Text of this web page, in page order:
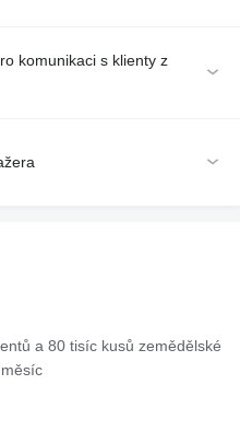
komunikaci s klienty z
a 80 tisíc kusů zemědělské